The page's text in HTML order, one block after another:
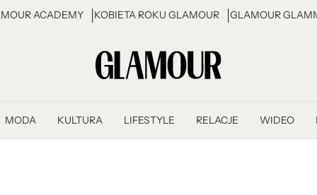
ACADEMY KOBIETA ROKU GLAMOUR GLAMOUR
MODA KULTURA LIFESTYLE RELACJE WIDEO